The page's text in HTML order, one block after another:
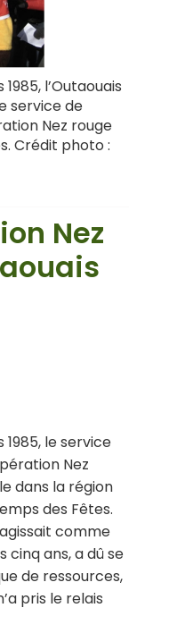
l’Outaouais
service de
Nez rouge
Crédit photo :
Nez
le service
Nez
dans la région
des Fêtes.
comme
ans, a dû se
de ressources,
pris le relais